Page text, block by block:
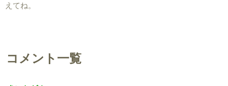
えてね。
コメント一覧